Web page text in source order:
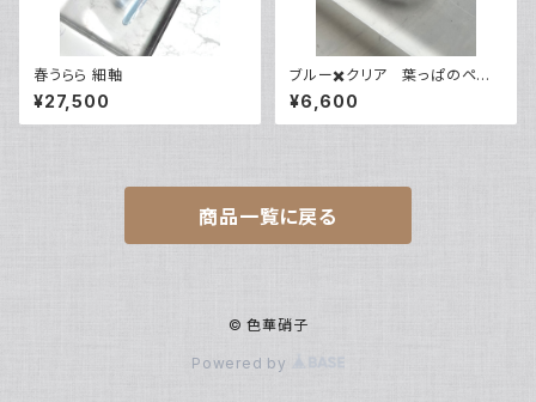
春うらら 細軸
¥27,500
ブルー✖️クリア 葉っぱのペン
レスト
¥6,600
商品一覧に戻る
© 色華硝子
Powered by